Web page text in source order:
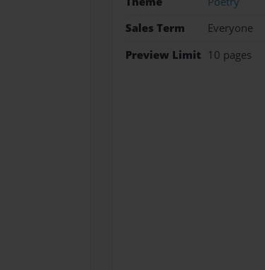
Sales Term
Everyone
Preview Limit 10 pages